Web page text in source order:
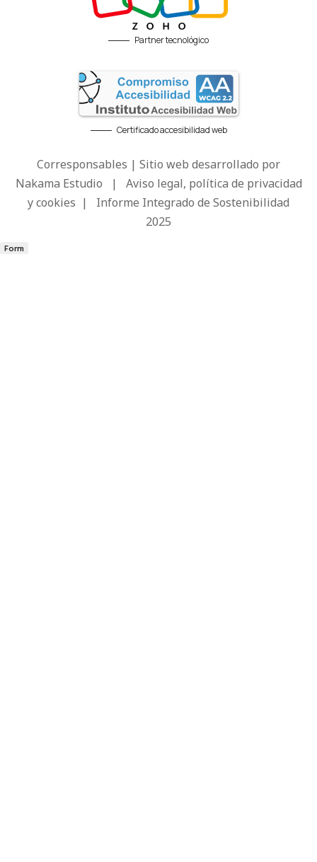
Partner tecnológico
Certificado accesibilidad web
Corresponsables | Sitio web desarrollado por
Nakama Estudio | Aviso legal, política de privacidad
y cookies | Informe Integrado de Sostenibilidad
2025
Form